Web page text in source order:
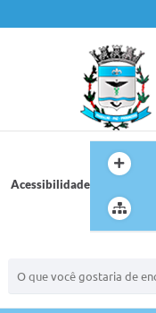
Acessibilidade